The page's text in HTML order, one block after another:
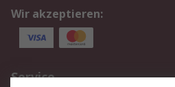
Wir akzeptieren:
Service